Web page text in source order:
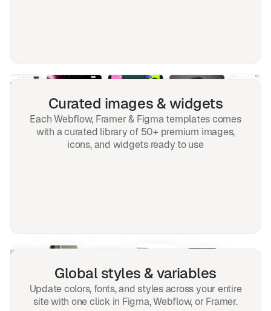
Curated images & widgets
Each Webflow, Framer & Figma templates comes
with a curated library of 50+ premium images,
icons, and widgets ready to use
Global styles & variables
Update colors, fonts, and styles across your entire
site with one click in Figma, Webflow, or Framer.